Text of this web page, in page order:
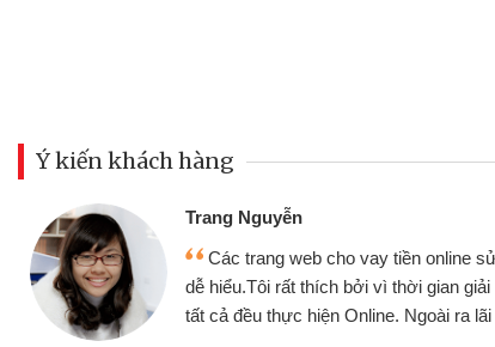
Ý kiến khách hàng
Đoàn Hữu Cảnh
Mình cần tiền gấp nên định
nhưng thật may đã có gói vay tiền
không cần gặp mặt nên rất tiện lợi,